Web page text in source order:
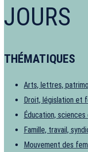
JOURS
THÉMATIQUES
Arts, lettres,
Droit, législation et
Éducation,
Famille, travail,
Mouvement des